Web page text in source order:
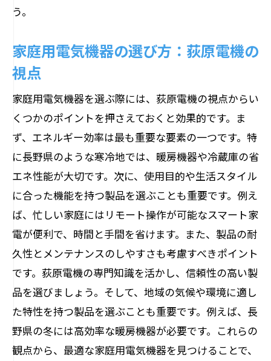
う。
家庭用電気機器の選び方：荻原電機の
視点
家庭用電気機器を選ぶ際には、荻原電機の視点からい
くつかのポイントを押さえておくと効果的です。ま
ず、エネルギー効率は最も重要な要素の一つです。特
に長野県のような寒冷地では、暖房機器や冷蔵庫の省
エネ性能が大切です。次に、使用目的や生活スタイル
に合った機能を持つ製品を選ぶことも重要です。例え
ば、忙しい家庭にはリモート操作が可能なスマート家
電が便利で、時間と手間を省けます。また、製品の耐
久性とメンテナンスのしやすさも考慮すべきポイント
です。荻原電機の専門知識を活かし、信頼性の高い製
品を選びましょう。そして、地域の気候や環境に適し
た特性を持つ製品を選ぶことも重要です。例えば、長
野県の冬には高効率な暖房機器が必要です。これらの
観点から、最適な家庭用電気機器を見つけることで、